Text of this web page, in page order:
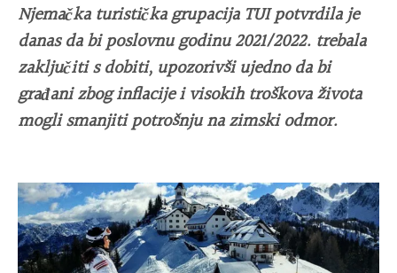
Njemačka turistička grupacija TUI potvrdila je
danas da bi poslovnu godinu 2021/2022. trebala
zaključiti s dobiti, upozorivši ujedno da bi
građani zbog inflacije i visokih troškova života
mogli smanjiti potrošnju na zimski odmor.